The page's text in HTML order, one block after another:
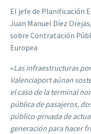
El jefe de Planificación
Juan Manuel Díez
sobre Contratación
Europea
«Las infraestructuras
Valenciaport aúnan
el caso de la terminal
pública de pasajeros,
público-privada de
generación para hacer